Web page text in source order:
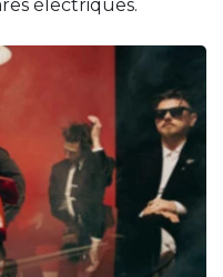
électriques.